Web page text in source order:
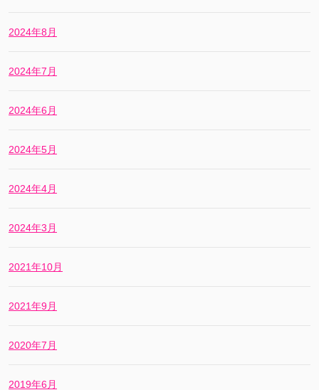
2024年8月
2024年7月
2024年6月
2024年5月
2024年4月
2024年3月
2021年10月
2021年9月
2020年7月
2019年6月